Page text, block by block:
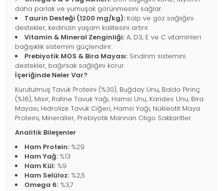
daha parlak ve yumuşak görünmesini sağlar.
Taurin Desteği (1200 mg/kg): Kalp ve göz sağlığını
destekler, kedinizin yaşam kalitesini artırır.
Vitamin & Mineral Zenginliği: A, D3, E ve C vitaminleri
bağışıklık sistemini güçlendirir.
Prebiyotik MOS & Bira Mayası: Sindirim sistemini
destekler, bağırsak sağlığını korur.
İçeriğinde Neler Var?
Kurutulmuş Tavuk Proteini (%30), Buğday Unu, Baldo Pirinç
(%16), Mısır, Rafine Tavuk Yağı, Hamsi Unu, Karides Unu, Bira
Mayası, Hidrolize Tavuk Ciğeri, Hamsi Yağı, Nükleotit Maya
Proteini, Mineraller, Prebiyotik Mannan Oligo Sakkaritler.
Analitik Bileşenler
Ham Protein: %29
Ham Yağ: %13
Ham Kül: %9
Ham Selüloz: %2,5
Omega 6: %3,7